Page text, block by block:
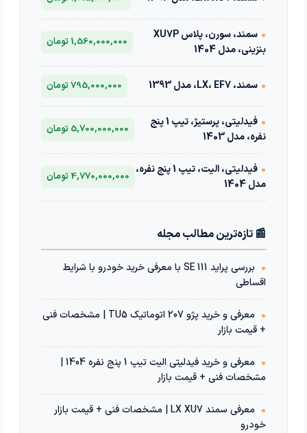
•
سمند، سورن، پلاس XU7P
بنزینی، مدل 1404
1,560,000,000 تومان
• سمند، LX، EF7، مدل 1393 795,000,000 تومان
•
فیدلیتی، پرستیژ، تیپ 1 پنج
نفره، مدل 1403
5,700,000,000 تومان
•
فیدلیتی، الیت، تیپ 1 پنج نفره،
مدل 1404
4,770,000,000 تومان
📰 تازه‌ترین مطالب مجله
•
بررسی پراید 111 SE با معرفی خرید خودرو با شرایط
اقساطی
•
معرفی و خرید پژو 207 اتوماتیک TU5 | مشخصات فنی
+ قیمت بازار
•
معرفی و خرید فیدلیتی الیت تیپ 1 پنج نفره 1404 |
مشخصات فنی + قیمت بازار
•
معرفی سمند LX XU7 | مشخصات فنی + قیمت بازار
خودرو